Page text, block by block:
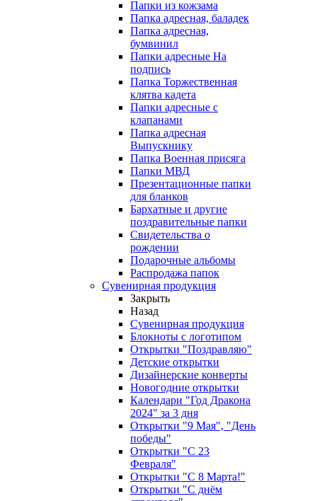
Папки из кожзама
Папка адресная, баладек
Папка адресная,
бумвинил
Папки адресные На
подпись
Папка Торжественная
клятва кадета
Папки адресные с
клапанами
Папка адресная
Выпускнику
Папка Военная присяга
Папки МВД
Презентационные папки
для бланков
Бархатные и другие
поздравительные папки
Свидетельства о
рождении
Подарочные альбомы
Распродажа папок
Сувенирная продукция
Закрыть
Назад
Сувенирная продукция
Блокноты с логотипом
Открытки "Поздравляю"
Детские открытки
Дизайнерские конверты
Новогодние открытки
Календари "Год Дракона
2024" за 3 дня
Открытки "9 Мая", "День
победы"
Открытки "С 23
Февраля"
Открытки "С 8 Марта!"
Открытки "С днём